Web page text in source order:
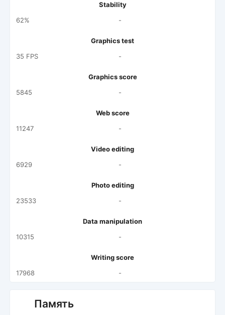
Stability
62%
-
Graphics test
35 FPS
-
Graphics score
5845
-
Web score
11247
-
Video editing
6929
-
Photo editing
23533
-
Data manipulation
10315
-
Writing score
17968
-
Память